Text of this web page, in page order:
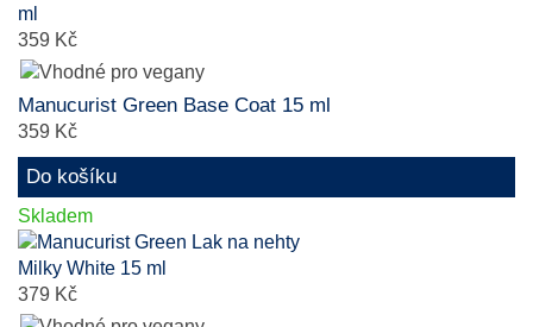
359 Kč
Manucurist Green Base Coat 15 ml
359 Kč
Do košíku
Skladem
379 Kč